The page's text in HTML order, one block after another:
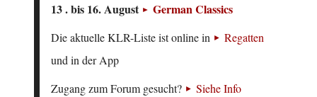
13 . bis 16. August German Classics
Die aktuelle KLR-Liste ist online in
Regatten
und in der App
Zugang zum Forum gesucht?
Siehe Info